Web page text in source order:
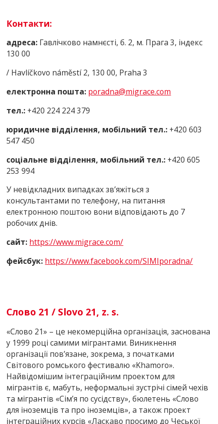
Контакти:
адреса: Гавлічково намнєсті, б. 2, м. Прага 3, індекс
130 00
/ Havlíčkovo náměstí 2, 130 00, Praha 3
електронна пошта: pоradna@migracе.cоm
тел.: +420 224 224 379
юридичне відділення, мобільний тел.: +420 603
547 450
соціальне відділення, мобільний тел.: +420 605
253 994
У невідкладних випадках зв’яжіться з
консультантами по телефону, на питання
електронною поштою вони відповідають до 7
робочих днів.
сайт: https://www.migrace.com/
фейсбук: https://www.facebook.com/SIMIporadna/
Слово 21 / Slovo 21, z. s.
«Слово 21» – це некомерційна організація, заснована
у 1999 році самими мігрантами. Виникнення
організації пов’язане, зокрема, з початками
Світового ромського фестивалю «Khamоrо».
Найвідомішим інтеграційним проектом для
мігрантів є, мабуть, неформальні зустрічі сімей чехів
та мігрантів «Сім’я по сусідству», бюлетень «Слово
для іноземців та про іноземців», а також проект
інтеграційних курсів «Ласкаво просимо до Чеської